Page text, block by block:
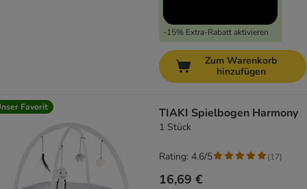
-15% Extra-Rabatt aktivieren
Zum Warenkorb
hinzufügen
Favorit TIAKI Spielbogen Harmony
1 Stück
16,69 €
Rating: 4.6/5 (17)